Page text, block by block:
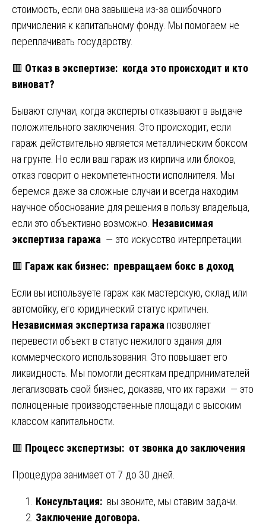
стоимость, если она завышена из-за ошибочного
причисления к капитальному фонду. Мы помогаем не
переплачивать государству.
🟥 Отказ в экспертизе: когда это происходит и кто
виноват?
Бывают случаи, когда эксперты отказывают в выдаче
положительного заключения. Это происходит, если
гараж действительно является металлическим боксом
на грунте. Но если ваш гараж из кирпича или блоков,
отказ говорит о некомпетентности исполнителя. Мы
беремся даже за сложные случаи и всегда находим
научное обоснование для решения в пользу владельца,
если это объективно возможно. Независимая
экспертиза гаража — это искусство интерпретации.
🟥 Гараж как бизнес: превращаем бокс в доход
Если вы используете гараж как мастерскую, склад или
автомойку, его юридический статус критичен.
Независимая экспертиза гаража позволяет
перевести объект в статус нежилого здания для
коммерческого использования. Это повышает его
ликвидность. Мы помогли десяткам предпринимателей
легализовать свой бизнес, доказав, что их гаражи — это
полноценные производственные площади с высоким
классом капитальности.
🟥 Процесс экспертизы: от звонка до заключения
Процедура занимает от 7 до 30 дней.
Консультация: вы звоните, мы ставим задачи.
Заключение договора.